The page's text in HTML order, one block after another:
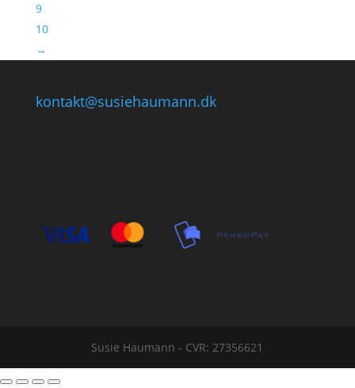
9
10
→
kontakt@susiehaumann.dk
Susie Haumann - CVR: 27356621